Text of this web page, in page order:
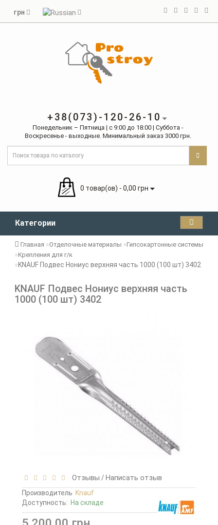
грн
+38(073)-120-26-10
Понедельник – Пятница | с 9:00 до 18:00 | Суббота -
Воскресенье - выходные. Минимальный заказ 3000 грн.
0 товар(ов) - 0,00 грн
Категории
Главная Отделочные материалы
Гипсокартонные системы
Крепления для г/к
KNAUF Подвес Нониус верхняя часть 1000 (100 шт) 3402
KNAUF Подвес Нониус верхняя часть
1000 (100 шт) 3402
Отзывы /Написать отзыв
Производитель Knauf
Доступность: На складе